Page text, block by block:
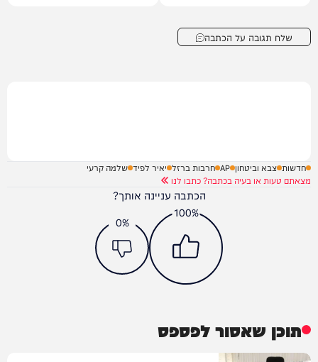
שלח תגובה על הכתבה
חדשות צבא וביטחון AP חרבות ברזל יאיר לפיד שלמה קרעי
מצאתם טעות או בעיה בכתבה? כתבו לנו
הכתבה עניינה אותך?
100%
0%
תוכן שאסור לפספס